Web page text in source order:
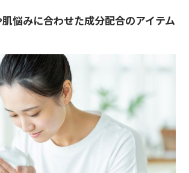
悩みに合わせた成分配合のアイテム